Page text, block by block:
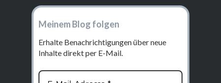
Meinem Blog folgen
Erhalte Benachrichtigungen über neue
Inhalte direkt per E-Mail.